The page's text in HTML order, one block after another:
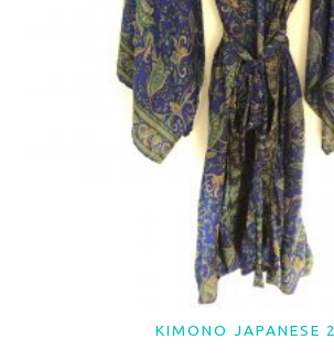
LER MAIS
KIMONO JAPANESE 2